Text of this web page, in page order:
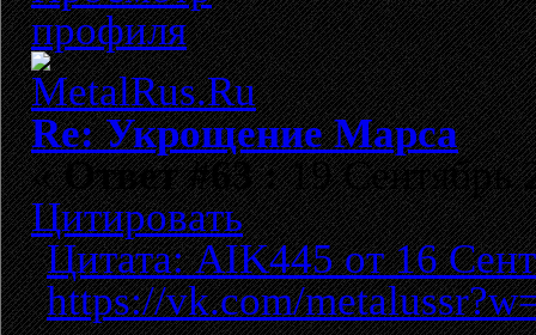
Re: Укрощение Марса
«Ответ #63 :19 Сентябрь
Цитировать
Цитата: AIK445 от 16
https://vk.com/